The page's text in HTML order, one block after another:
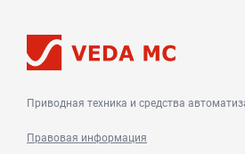
Приводная техника и средства
Правовая информация